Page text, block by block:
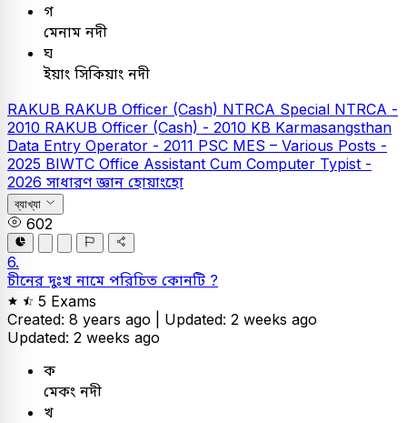
গ
মেনাম নদী
ঘ
ইয়াং সিকিয়াং নদী
RAKUB RAKUB Officer (Cash) NTRCA Special NTRCA -
2010 RAKUB Officer (Cash) - 2010 KB Karmasangsthan
Data Entry Operator - 2011 PSC MES – Various Posts -
2025 BIWTC Office Assistant Cum Computer Typist -
2026 সাধারণ জ্ঞান হোয়াংহো
ব্যাখ্যা
602
6.
চীনের দুঃখ নামে পরিচিত কোনটি ?
5 Exams
Created: 8 years ago | Updated: 2 weeks ago
Updated: 2 weeks ago
ক
মেকং নদী
খ